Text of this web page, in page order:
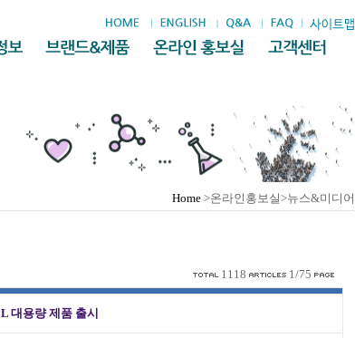
Home >온라인홍보실>뉴스&미디어
1118
1/75
대용량 제품 출시